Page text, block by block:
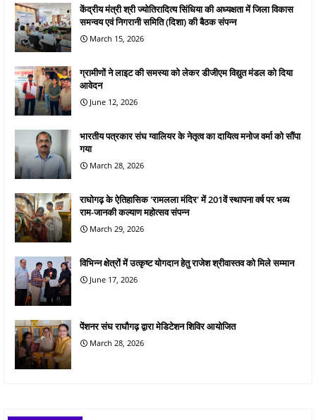
केंद्रीय मंत्री श्री ज्योतिरादित्य सिंधिया की अध्यक्षता में जिला विकास
समन्वय एवं निगरानी समिति (दिशा) की बैठक संपन्न
March 15, 2026
ग्रामीणों ने लाइट की समस्या को लेकर डीजीएम विद्युत मंडल को दिया
आवेदन
June 12, 2026
भारतीय पत्रकार संघ ग्वालियर के नेतृत्व का दायित्व मनोज वर्मा को सौंपा
गया
March 28, 2026
राघोगढ़ के ऐतिहासिक 'रामलला मंदिर' में 201वें स्थापना वर्ष पर भव्य
राम-जानकी कल्याण महोत्सव संपन्न
March 29, 2026
विभिन्न क्षेत्रों में उत्कृष्ट योगदान हेतु राजेश श्रीवास्तव को मिले सम्मान
June 17, 2026
पेंशनर संघ राघौगढ़ द्वारा मेडिटेशन शिविर आयोजित
March 28, 2026